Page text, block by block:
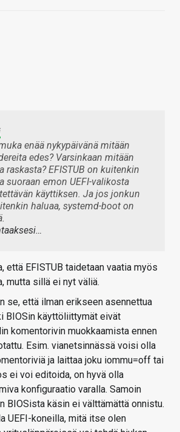
enää nykypäivänä mitään
edes? Varsinkaan mitään
raskasta? EFISTUB on kuitenkin
suoraan emon UEFI-valikosta
käyttiksen. Ja jos jonkun
haluaa, systemd-boot on
että EFISTUB taidetaan vaatia myös
mutta sillä ei nyt väliä.
se, että ilman erikseen asennettua
BIOSin käyttöliittymät eivät
komentorivin muokkaamista ennen
Esim. vianetsinnässä voisi olla
ja laittaa joku iommu=off tai
ei voi editoida, on hyvä olla
konfiguraatio varalla. Samoin
BIOSista käsin ei välttämättä onnistu.
UEFI-koneilla, mitä itse olen